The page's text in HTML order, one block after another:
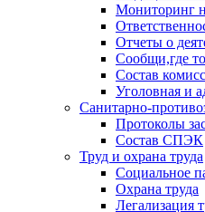
Мониторинг
Отчеты о
Сообщи,где
Состав
Уголовная и
Санитарно-
Протоколы
Состав СПЭК
Труд и охрана труда
Социальное
Охрана труда
Легализация